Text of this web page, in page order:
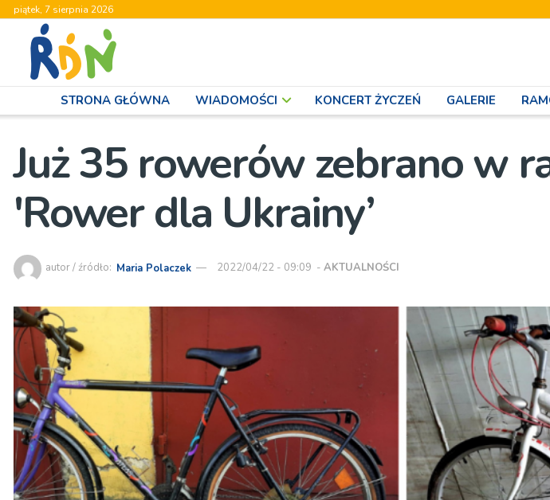
piątek, 7 sierpnia 2026
STRONA GŁÓWNA WIADOMOŚCI KONCERT ŻYCZEŃ GALERIE
Już 35 rowerów zebrano w
'Rower dla Ukrainy’
autor / źródło: Maria Polaczek 2022/04/22 - 09:09 - AKTUALNOŚCI